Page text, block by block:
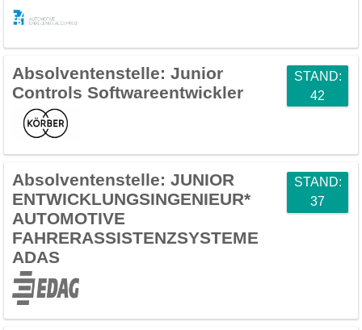
Absolventenstelle: Junior
Controls Softwareentwickler
STAND:
42
Absolventenstelle: JUNIOR
ENTWICKLUNGSINGENIEUR*
AUTOMOTIVE
FAHRERASSISTENZSYSTEME
ADAS
STAND:
37